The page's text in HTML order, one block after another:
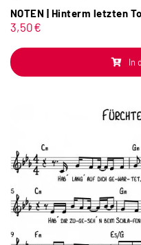
NOTEN | Hinterm letzten
3,50€
In